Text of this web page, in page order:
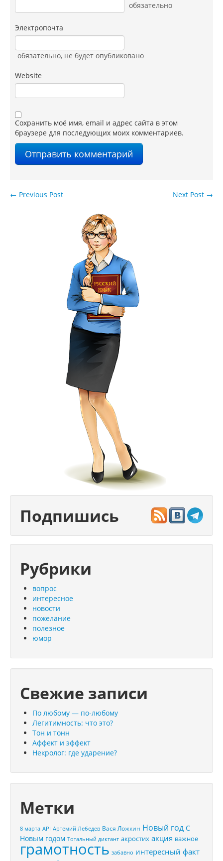
обязательно
Электропочта
обязательно, не будет опубликовано
Website
Сохранить моё имя, email и адрес сайта в этом
браузере для последующих моих комментариев.
Next Post →
← Previous Post
Подпишись
Рубрики
вопрос
интересное
новости
пожелание
полезное
юмор
Свежие записи
По любому — по-любому
Легитимность: что это?
Тон и тонн
Аффект и эффект
Некролог: где ударение?
Метки
8 марта API Артемий Лебедев Вася Ложкин Новый год С
Новым годом Тотальный диктант акростих акция важное
грамотность забавно интересный факт